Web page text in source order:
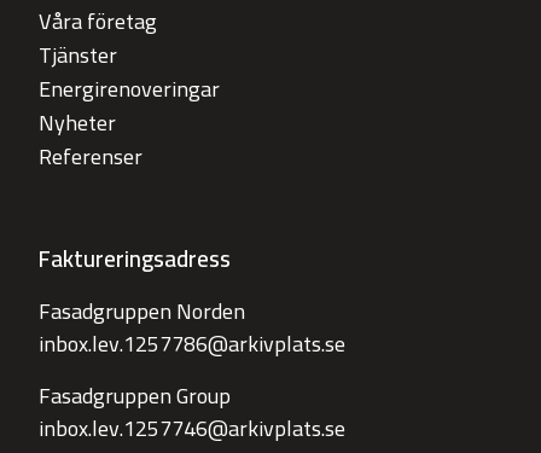
Våra företag
Tjänster
Energirenoveringar
Nyheter
Referenser
Faktureringsadress
Fasadgruppen Norden
inbox.lev.1257786@arkivplats.se
Fasadgruppen Group
inbox.lev.1257746@arkivplats.se